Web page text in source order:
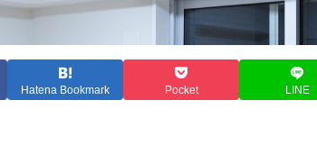
Hatena Bookmark Pocket LINE